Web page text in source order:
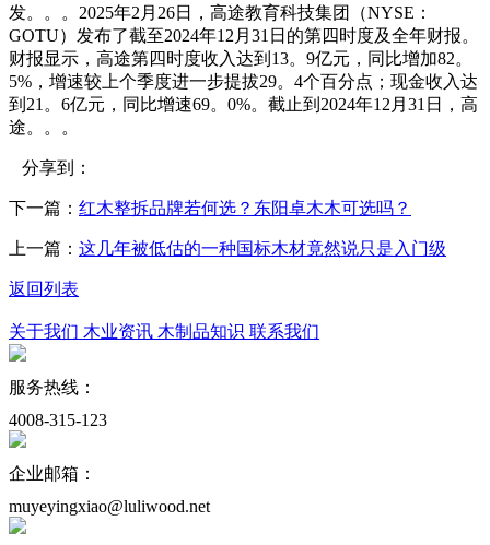
发。。。2025年2月26日，高途教育科技集团（NYSE：
GOTU）发布了截至2024年12月31日的第四时度及全年财报。
财报显示，高途第四时度收入达到13。9亿元，同比增加82。
5%，增速较上个季度进一步提拔29。4个百分点；现金收入达
到21。6亿元，同比增速69。0%。截止到2024年12月31日，高
途。。。
分享到：
下一篇： 红木整拆品牌若何选？东阳卓木木可选吗？
上一篇： 这几年被低估的一种国标木材竟然说只是入门级
返回列表
关于我们 木业资讯 木制品知识 联系我们
服务热线：
4008-315-123
企业邮箱：
muyeyingxiao@luliwood.net